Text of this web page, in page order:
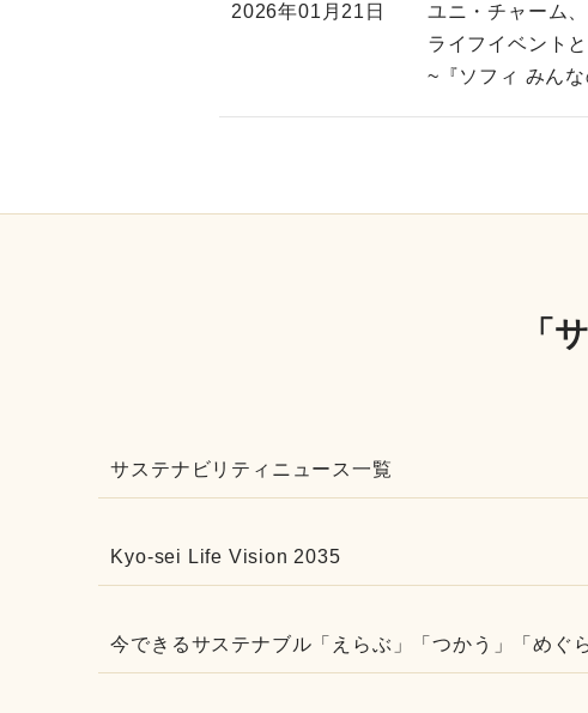
2026年01月21日
ユニ・チャーム
ライフイベント
~『ソフィ みん
「
サステナビリティニュース一覧
Kyo-sei Life Vision 2035
今できるサステナブル「えらぶ」「つかう」「めぐ